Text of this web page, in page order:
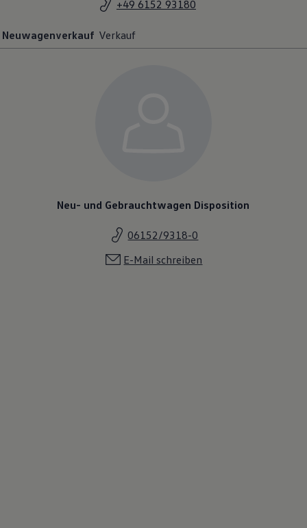
+49 6152 93180
Neuwagenverkauf Verkauf
Neu- und Gebrauchtwagen Disposition
06152/9318-0
E-Mail schreiben